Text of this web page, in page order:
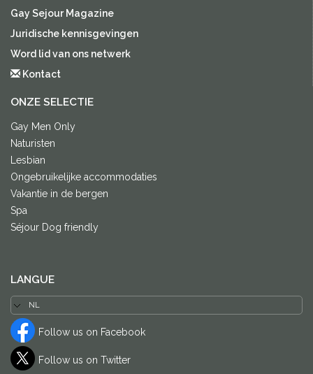
Gay Sejour Magazine
Juridische kennisgevingen
Word lid van ons netwerk
Kontact
ONZE SELECTIE
Gay Men Only
Naturisten
Lesbian
Ongebruikelijke accommodaties
Vakantie in de bergen
Spa
Séjour Dog friendly
LANGUE
Follow us on Facebook
Follow us on Twitter